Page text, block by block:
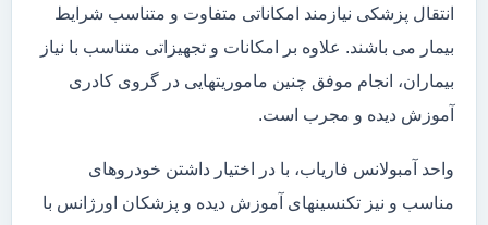
انتقال پزشکی نیازمند امکاناتی متفاوت و متناسب شرایط
بیمار می باشند. علاوه بر امکانات و تجهیزاتی متناسب با نیاز
بیماران، انجام موفق چنین ماموریتهایی در گروی کادری
آموزش دیده و مجرب است.
واحد آمبولانس فاریاب، با در اختیار داشتن خودروهای
مناسب و نیز تکنسینهای آموزش دیده و پزشکان اورژانس با